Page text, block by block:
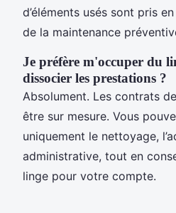
d’éléments usés sont pris
de la maintenance
Je préfère m'occuper du
dissocier les prestations ?
Absolument. Les contrats
être sur mesure. Vous
uniquement le nettoyage,
administrative, tout en
linge pour votre compte.